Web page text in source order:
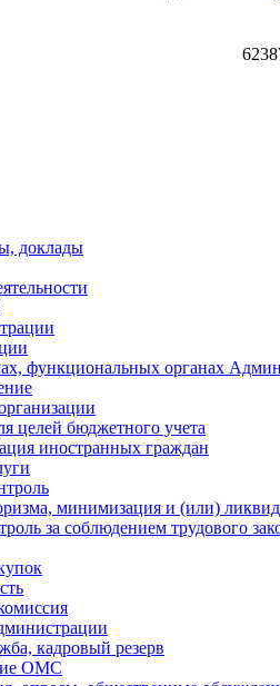
доклады
функциональных органах
целей бюджетного учета
иностранных граждан
минимизация и (или)
за соблюдением трудового
кадровый резерв
ОМС